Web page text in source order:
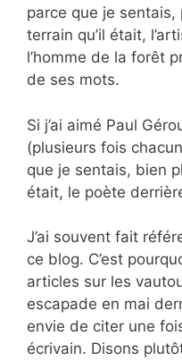
parce que je
terrain qu’il était,
l’homme de la forêt
de ses mots.
Si j’ai aimé Paul
(plusieurs fois
que je sentais, bien
était, le poète
J’ai souvent fait
ce blog. C’est
articles sur les
escapade en mai
envie de citer une
écrivain. Disons